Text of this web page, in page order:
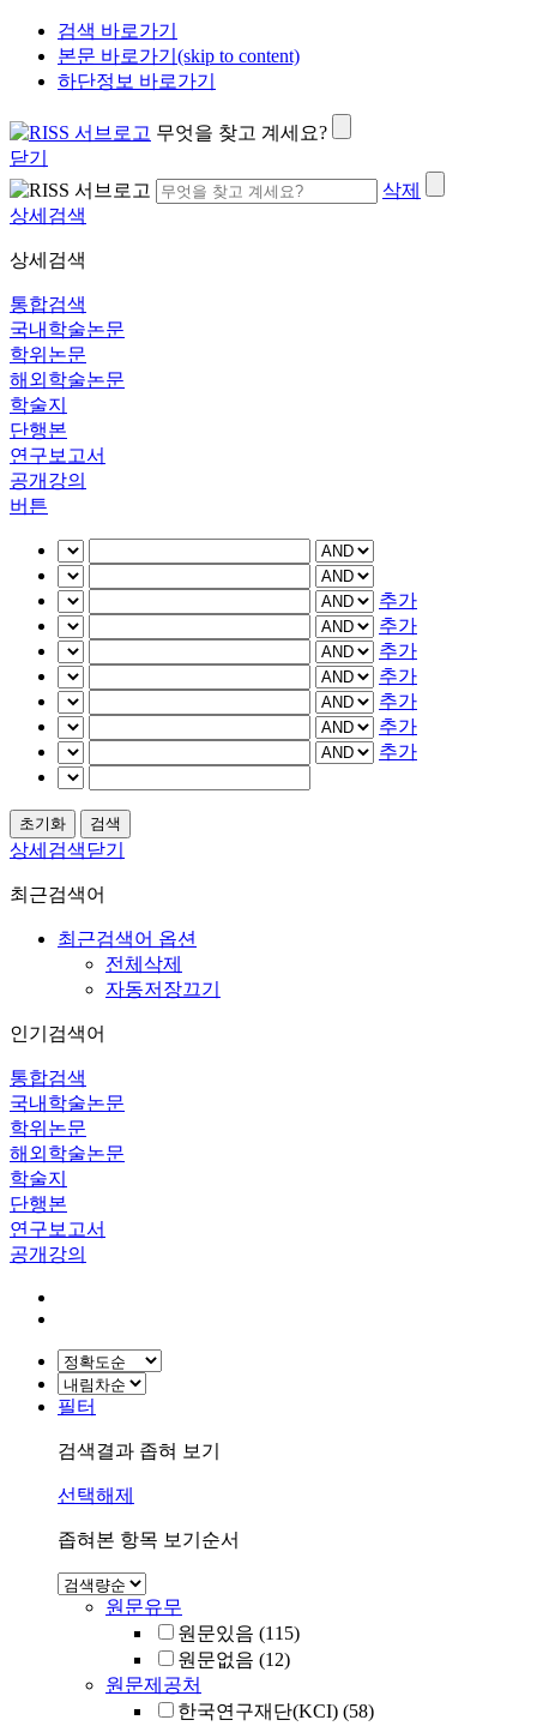
검색 바로가기
본문 바로가기(skip to content)
하단정보 바로가기
무엇을 찾고 계세요?
닫기
삭제
상세검색
상세검색
통합검색
국내학술논문
학위논문
해외학술논문
학술지
단행본
연구보고서
공개강의
버튼
추가
추가
추가
추가
추가
추가
추가
상세검색닫기
최근검색어
최근검색어 옵션
전체삭제
자동저장끄기
인기검색어
통합검색
국내학술논문
학위논문
해외학술논문
학술지
단행본
연구보고서
공개강의
필터
검색결과 좁혀 보기
선택해제
좁혀본 항목 보기순서
원문유무
원문있음 (115)
원문없음 (12)
원문제공처
한국연구재단(KCI) (58)